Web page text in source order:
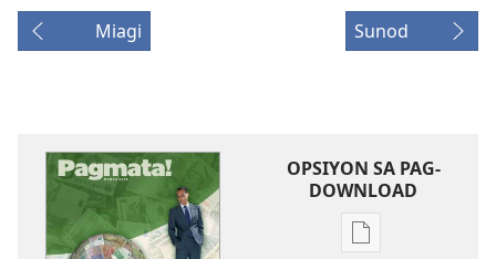
Miagi Sunod
OPSIYON SA PAG-
DOWNLOAD
Opsiyon